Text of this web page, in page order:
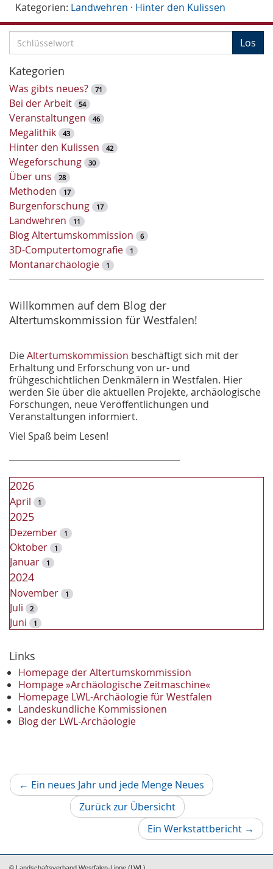
Kategorien: Landwehren · Hinter den Kulissen
c
h
l
ü
s
s
e
l
w
o
r
t
-
S
u
c
e
Los
Kategorien
Was gibts neues? 71
Bei der Arbeit 54
Veranstaltungen 46
Megalithik 43
Hinter den Kulissen 42
Wegeforschung 30
Über uns 28
Methoden 17
Burgenforschung 17
Landwehren 11
Blog Altertumskommission 6
3D-Computertomografie 1
Montanarchäologie 1
Willkommen auf dem Blog der
Altertumskommission für Westfalen!
DieAltertumskommission beschäftigt sich mit der
Erhaltung und Erforschung von ur- und
frühgeschichtlichen Denkmälern in Westfalen. Hier
werden Sie über die aktuellen Projekte, archäologische
Forschungen, neue Veröffentlichungen und
Veranstaltungen informiert.
Viel Spaß beim Lesen!
2026
April 1
2025
Dezember 1
Oktober 1
Januar 1
2024
November 1
Juli 2
Juni 1
Dezember
November 2
Oktober 1
September 2
August 1
Mai 1
2022
Oktober 1
1
Links
Homepage der Altertumskommission
Hompage »Archäologische Zeitmaschine«
Homepage LWL-Archäologie für Westfalen
Landeskundliche Kommissionen
Blog der LWL-Archäologie
← Ein neues Jahr und jede Menge Neues Vorheriger
Artikel
Zurück zur Übersicht
Ein Werkstattbericht
Artikel
→